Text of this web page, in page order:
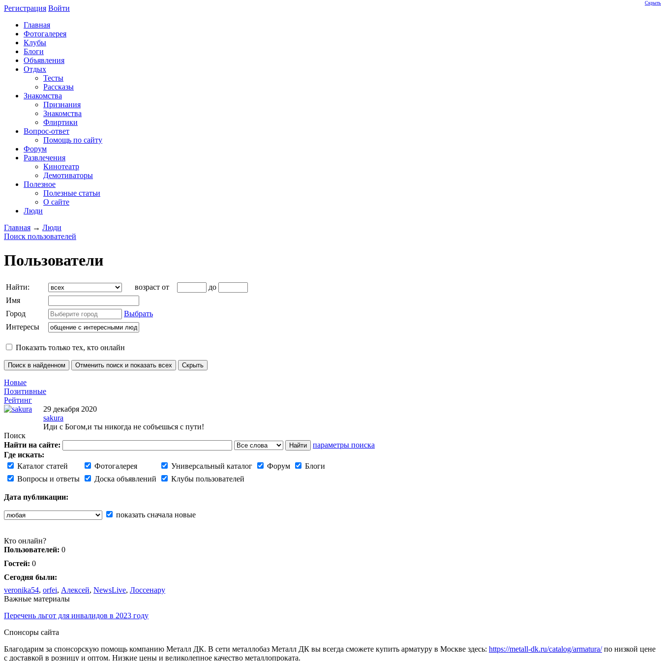
Регистрация Войти
Главная
Фотогалерея
Клубы
Блоги
Объявления
Отдых
Тесты
Рассказы
Знакомства
Признания
Знакомства
Флиртики
Вопрос-ответ
Помощь по сайту
Форум
Развлечения
Кинотеатр
Демотиваторы
Полезное
Полезные статьи
О сайте
Люди
Главная → Люди
Поиск пользователей
Пользователи
Найти: возраст от
до
Имя
Город
Выбрать
Интересы
Показать только тех, кто онлайн
Новые
Позитивные
Рейтинг
29 декабря 2020
sakura
Иди с Богом,и ты никогда не собъешься с пути!
Поиск
Найти на сайте:
параметры поиска
Где искать:
Каталог статей
Фотогалерея Универсальный каталог Форум
Блоги
Вопросы и ответы
Доска объявлений Клубы пользователей
Дата публикации:
показать сначала новые
Скрыть
Кто онлайн?
Пользователей: 0
Гостей: 0
Сегодня были:
veronika54, orfei, Алексей, NewsLive, Лоссенару
Важные материалы
Перечень льгот для инвалидов в 2023 году
Спонсоры сайта
Благодарим за спонсорскую помощь компанию Металл ДК. В сети металлобаз Металл ДК вы всегда сможете купить арматуру в Москве здесь: https://metall-dk.ru/catalog/armatura/по низкой цене
с доставкой в розницу и оптом. Низкие цены и великолепное качество металлопроката.